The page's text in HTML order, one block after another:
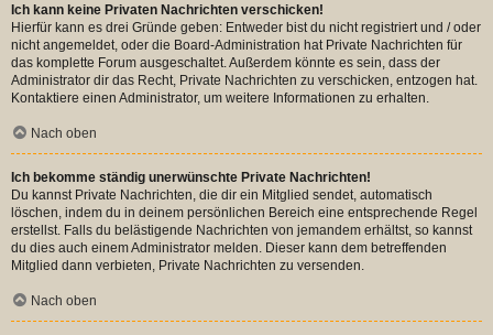
Ich kann keine Privaten Nachrichten verschicken!
Hierfür kann es drei Gründe geben: Entweder bist du nicht registriert und / oder
nicht angemeldet, oder die Board-Administration hat Private Nachrichten für
das komplette Forum ausgeschaltet. Außerdem könnte es sein, dass der
Administrator dir das Recht, Private Nachrichten zu verschicken, entzogen hat.
Kontaktiere einen Administrator, um weitere Informationen zu erhalten.
Nach oben
Ich bekomme ständig unerwünschte Private Nachrichten!
Du kannst Private Nachrichten, die dir ein Mitglied sendet, automatisch
löschen, indem du in deinem persönlichen Bereich eine entsprechende Regel
erstellst. Falls du belästigende Nachrichten von jemandem erhältst, so kannst
du dies auch einem Administrator melden. Dieser kann dem betreffenden
Mitglied dann verbieten, Private Nachrichten zu versenden.
Nach oben